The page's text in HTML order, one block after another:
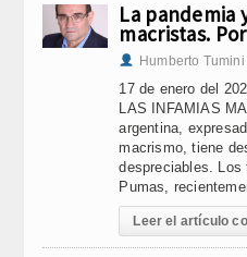
La pandemia
macristas.
Humberto Tumini
17 de enero del
LAS INFAMIAS
argentina,
macrismo, tiene
despreciables. Los
Pumas,
Leer el artículo